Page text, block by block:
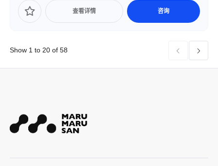
しています。
查看详情 咨询
Show 1 to 20 of 58  